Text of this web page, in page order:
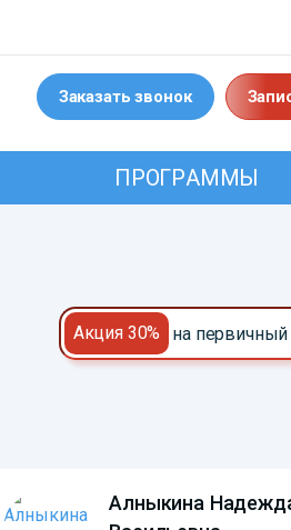
Заказать звонок
ПРОГРАММЫ
Акция 30% на
Алныкина